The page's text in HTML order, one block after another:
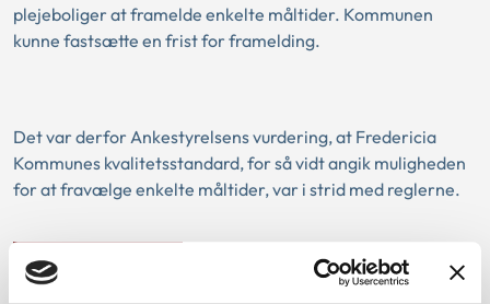
plejeboliger at framelde enkelte måltider. Kommunen
kunne fastsætte en frist for framelding.
Det var derfor Ankestyrelsens vurdering, at Fredericia
Kommunes kvalitetsstandard, for så vidt angik muligheden
for at fravælge enkelte måltider, var i strid med reglerne.
Download PDF